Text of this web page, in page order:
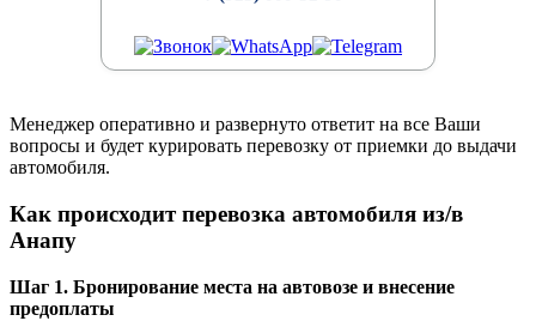
Менеджер оперативно и развернуто ответит на все Ваши
вопросы и будет курировать перевозку от приемки до выдачи
автомобиля.
Как происходит перевозка автомобиля из/в
Анапу
Шаг 1. Бронирование места на автовозе и внесение
предоплаты